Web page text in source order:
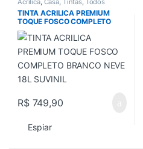
Acrilica, Casa, Tintas, Todos
TINTA ACRILICA PREMIUM
TOQUE FOSCO COMPLETO
BRANCO NEVE 18L SUVINIL
R$749,90
Espiar